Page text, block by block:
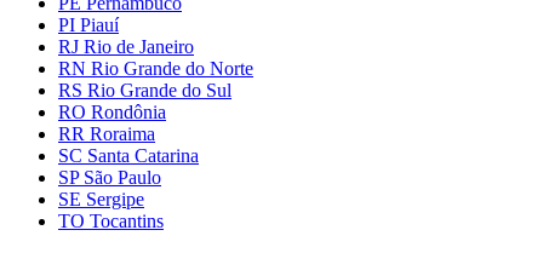
PI Piauí
RJ Rio de Janeiro
RN Rio Grande do Norte
RS Rio Grande do Sul
RO Rondônia
RR Roraima
SC Santa Catarina
SP São Paulo
SE Sergipe
TO Tocantins